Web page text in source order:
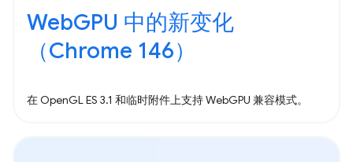
WebGPU 中的新变化
（Chrome 146）
在 OpenGL ES 3.1 和临时附件上支持 WebGPU 兼容模式。